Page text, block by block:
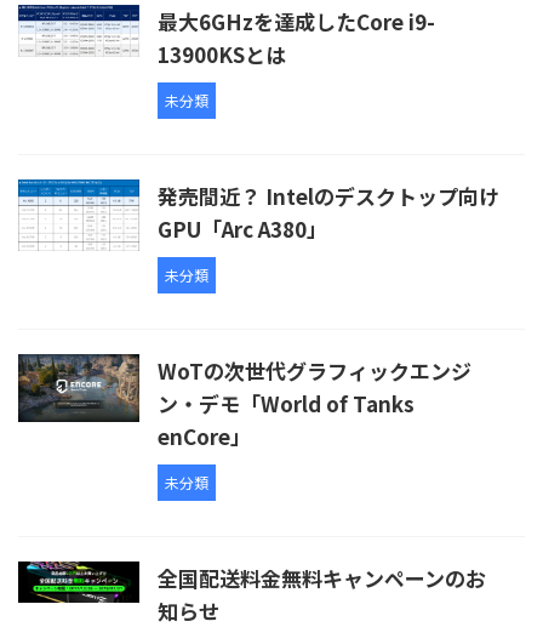
最大6GHzを達成したCore i9-
13900KSとは
未分類
発売間近？ Intelのデスクトップ向け
GPU「Arc A380」
未分類
WoTの次世代グラフィックエンジ
ン・デモ「World of Tanks
enCore」
未分類
全国配送料金無料キャンペーンのお
知らせ